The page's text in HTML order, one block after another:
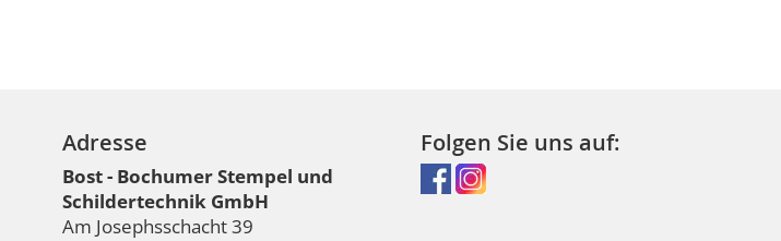
Adresse
Bost - Bochumer Stempel und
Schildertechnik GmbH
Am Josephsschacht 39
Folgen Sie uns auf: